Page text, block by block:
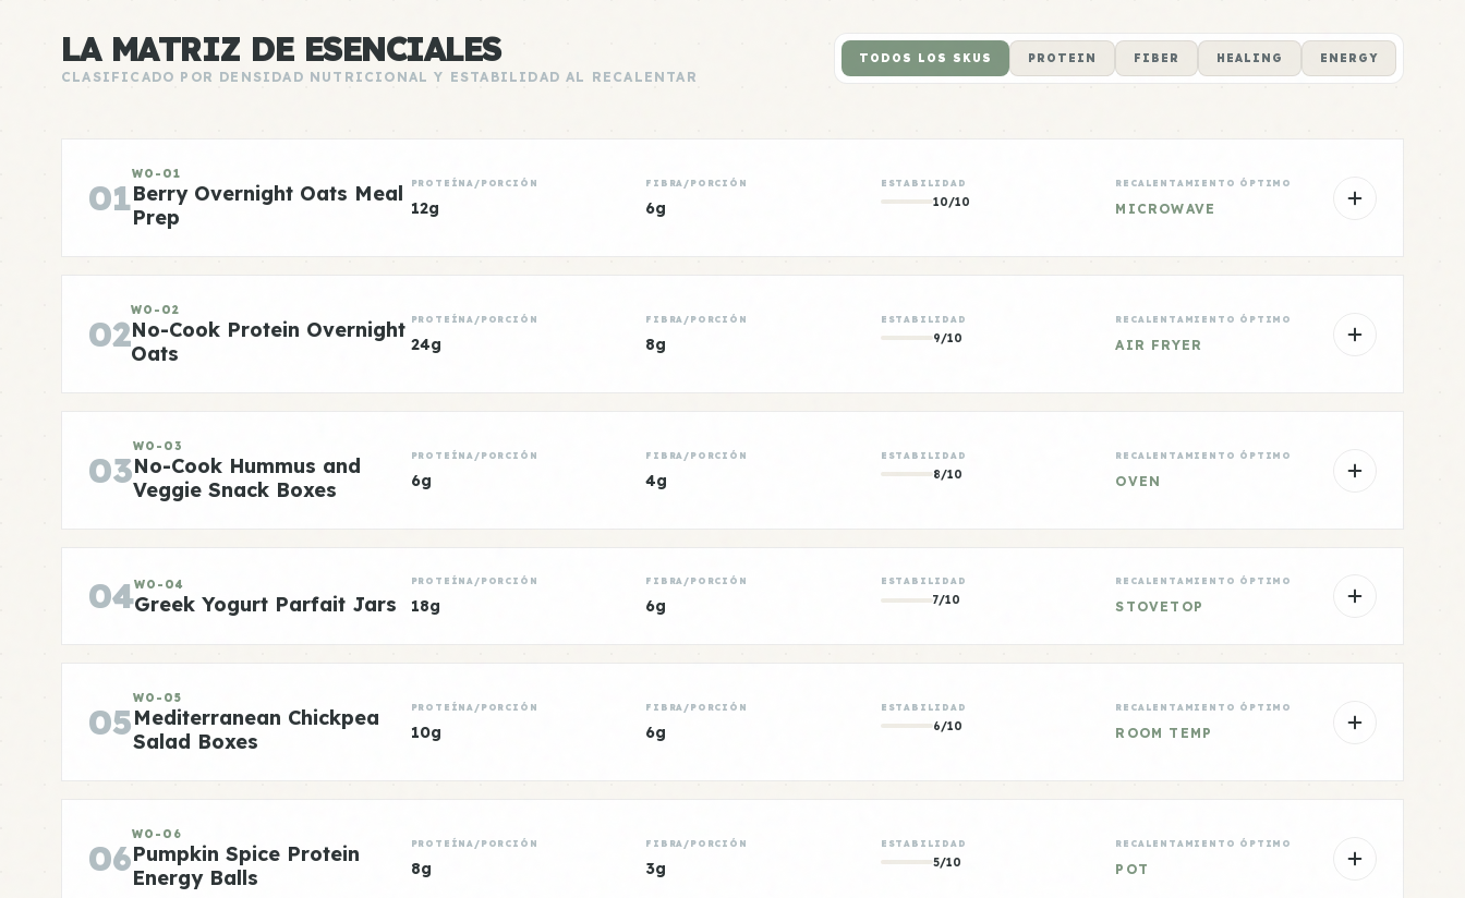
LA MATRIZ DE ESENCIALES
CLASIFICADO POR DENSIDAD NUTRICIONAL Y ESTABILIDAD AL RECALENTAR
TODOS LOS SKUS PROTEIN FIBER HEALING ENERGY
01
WO-01
Berry Overnight Oats Meal
Prep
PROTEÍNA/PORCIÓN
12g
FIBRA/PORCIÓN
6g
ESTABILIDAD
10/10
RECALENTAMIENTO ÓPTIMO
MICROWAVE
02
WO-02
No-Cook Protein Overnight
Oats
PROTEÍNA/PORCIÓN
24g
FIBRA/PORCIÓN
8g
ESTABILIDAD
9/10
RECALENTAMIENTO ÓPTIMO
AIR FRYER
03
WO-03
No-Cook Hummus and
Veggie Snack Boxes
PROTEÍNA/PORCIÓN
6g
FIBRA/PORCIÓN
4g
ESTABILIDAD
8/10
RECALENTAMIENTO ÓPTIMO
OVEN
04WO-04
Greek Yogurt Parfait Jars
PROTEÍNA/PORCIÓN
18g
FIBRA/PORCIÓN
6g
ESTABILIDAD
7/10
RECALENTAMIENTO ÓPTIMO
STOVETOP
05
WO-05
Mediterranean Chickpea
Salad Boxes
PROTEÍNA/PORCIÓN
10g
FIBRA/PORCIÓN
6g
ESTABILIDAD
6/10
RECALENTAMIENTO ÓPTIMO
ROOM TEMP
06
WO-06
Pumpkin Spice Protein
Energy Balls
PROTEÍNA/PORCIÓN
8g
FIBRA/PORCIÓN
3g
ESTABILIDAD
5/10
RECALENTAMIENTO ÓPTIMO
POT